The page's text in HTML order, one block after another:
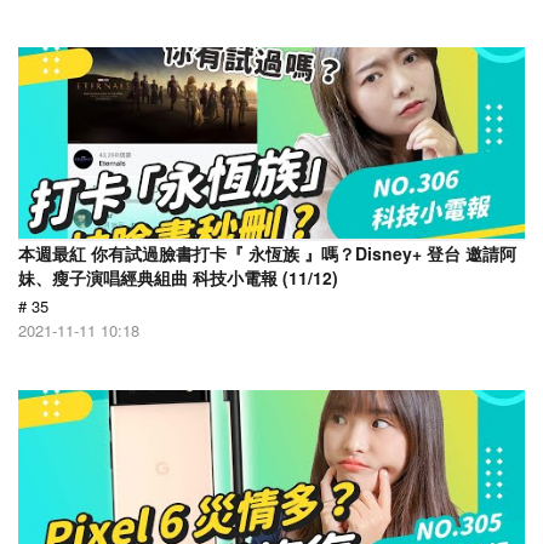
本週最紅 你有試過臉書打卡『 永恆族 』嗎？Disney+ 登台 邀請阿
妹、瘦子演唱經典組曲 科技小電報 (11/12)
# 35
2021-11-11 10:18